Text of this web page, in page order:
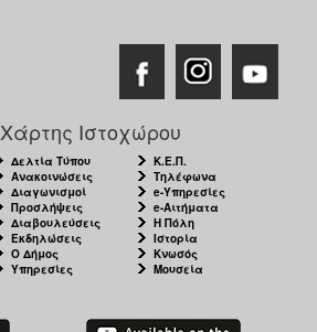
Χάρτης Ιστοχώρου
Δελτία Τύπου
Ανακοινώσεις
Διαγωνισμοί
Προσλήψεις
Διαβουλεύσεις
Εκδηλώσεις
Ο Δήμος
Υπηρεσίες
Κ.Ε.Π.
Τηλέφωνα
e-Υπηρεσίες
e-Αιτήματα
Η Πόλη
Ιστορία
Κνωσός
Μουσεία